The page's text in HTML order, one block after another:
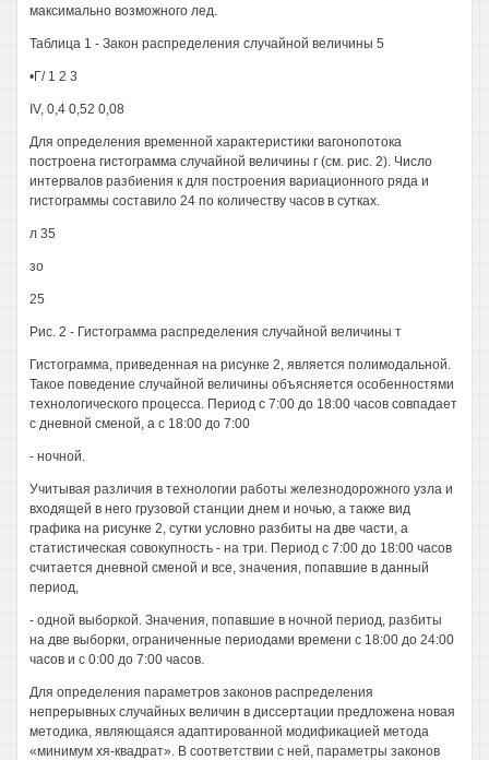
максимально возможного лед.
Таблица 1 - Закон распределения случайной величины 5
•Г/ 1 2 3
IV, 0,4 0,52 0,08
Для определения временной характеристики вагонопотока
построена гистограмма случайной величины г (см. рис. 2). Число
интервалов разбиения к для построения вариационного ряда и
гистограммы составило 24 по количеству часов в сутках.
л 35
зо
25
Рис. 2 - Гистограмма распределения случайной величины т
Гистограмма, приведенная на рисунке 2, является полимодальной.
Такое поведение случайной величины объясняется особенностями
технологического процесса. Период с 7:00 до 18:00 часов совпадает
с дневной сменой, а с 18:00 до 7:00
- ночной.
Учитывая различия в технологии работы железнодорожного узла и
входящей в него грузовой станции днем и ночью, а также вид
графика на рисунке 2, сутки условно разбиты на две части, а
статистическая совокупность - на три. Период с 7:00 до 18:00 часов
считается дневной сменой и все, значения, попавшие в данный
период,
- одной выборкой. Значения, попавшие в ночной период, разбиты
на две выборки, ограниченные периодами времени с 18:00 до 24:00
часов и с 0:00 до 7:00 часов.
Для определения параметров законов распределения
непрерывных случайных величин в диссертации предложена новая
методика, являющаяся адаптированной модификацией метода
«минимум хя-квадрат». В соответствии с ней, параметры законов